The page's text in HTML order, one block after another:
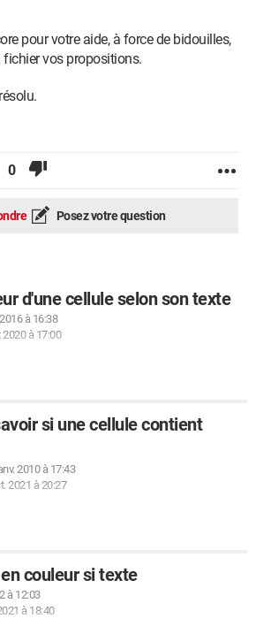
pour votre aide, à force de bidouilles,
vos propositions.
0
Posez votre question
d'une cellule selon son texte
à 16:38
2020 à 17:00
si une cellule contient
2010 à 17:43
2021 à 20:27
couleur si texte
à 12:03
à 18:40